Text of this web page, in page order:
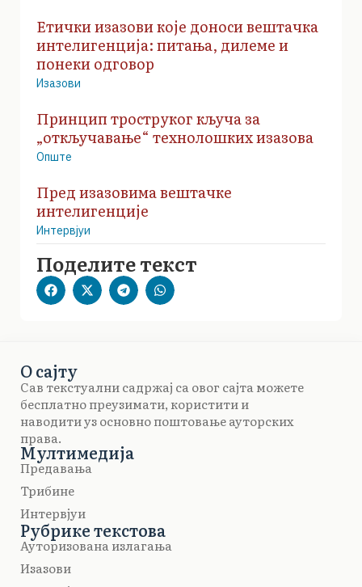
Етички изазови које доноси вештачка
интелигенција: питања, дилеме и
понеки одговор
Изазови
Принцип троструког кључа за
„откључавање“ технолошких изазова
Опште
Пред изазовима вештачке
интелигенције
Интервјуи
Поделите текст
О сајту
Сав текстуални садржај са овог сајта можете
бесплатно преузимати, користити и
наводити уз основно поштовање ауторских
права.
Мултимедија
Предавања
Трибине
Интервјуи
Рубрике текстова
Ауторизована излагања
Изазови